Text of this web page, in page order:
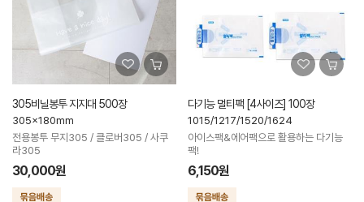
305비닐봉투 지지대 500장
305x180mm
전용봉투 무지305 / 클로버305 / 사쿠
라305
30,000원
다기능 멀티팩 [4사이즈] 100장
1015/1217/1520/1624
아이스팩&에어팩으로 활용하는 다기능
팩!
6,150원